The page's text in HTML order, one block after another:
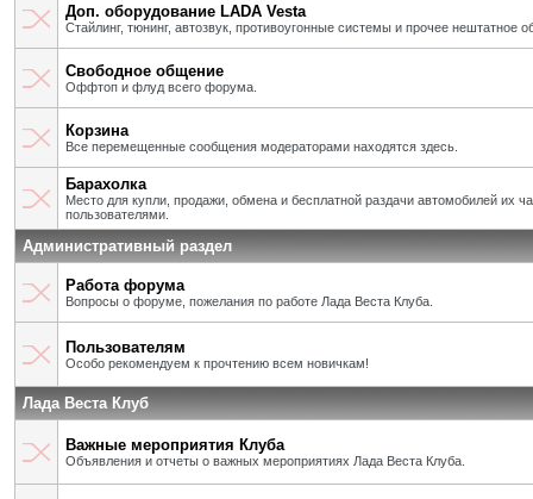
Доп. оборудование LADA Vesta
Стайлинг, тюнинг, автозвук, противоугонные системы и прочее нештатное
Свободное общение
Оффтоп и флуд всего форума.
Корзина
Все перемещенные сообщения модераторами находятся здесь.
Барахолка
Место для купли, продажи, обмена и бесплатной раздачи автомобилей их
пользователями.
Административный раздел
Работа форума
Вопросы о форуме, пожелания по работе Лада Веста Клуба.
Пользователям
Особо рекомендуем к прочтению всем новичкам!
Лада Веста Клуб
Важные мероприятия Клуба
Объявления и отчеты о важных мероприятиях Лада Веста Клуба.